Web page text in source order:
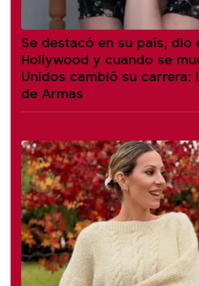
Se destacó en su país, dio
Hollywood y cuando se
Unidos cambió su carrera:
de Armas